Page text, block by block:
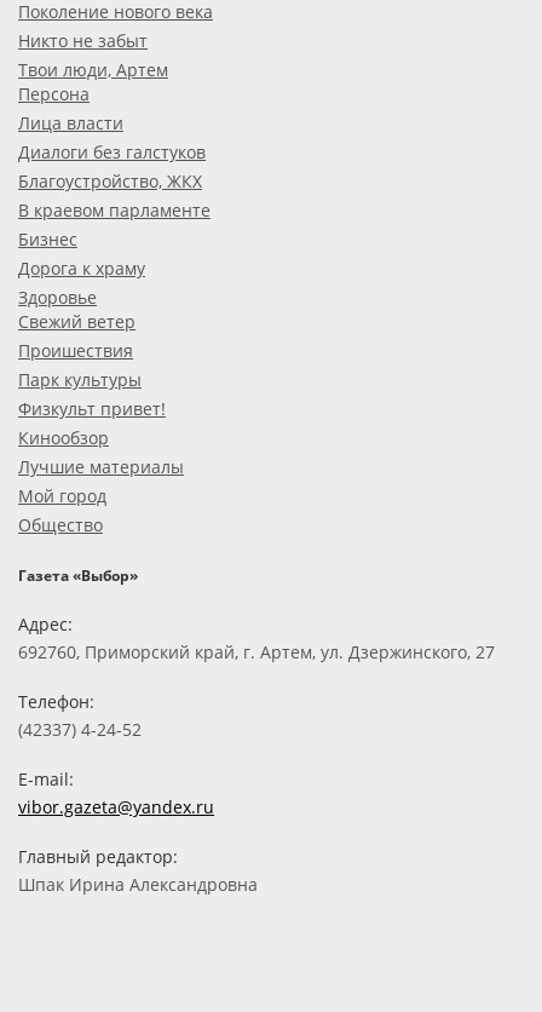
Поколение нового века
Никто не забыт
Твои люди, Артем
Персона
Лица власти
Диалоги без галстуков
Благоустройство, ЖКХ
В краевом парламенте
Бизнес
Дорога к храму
Здоровье
Свежий ветер
Проишествия
Парк культуры
Физкульт привет!
Кинообзор
Лучшие материалы
Мой город
Общество
Газета «Выбор»
Адрес:
692760, Приморский край, г. Артем, ул. Дзержинского, 27
Телефон:
(42337) 4-24-52
E-mail:
vibor.gazeta@yandex.ru
Главный редактор:
Шпак Ирина Александровна